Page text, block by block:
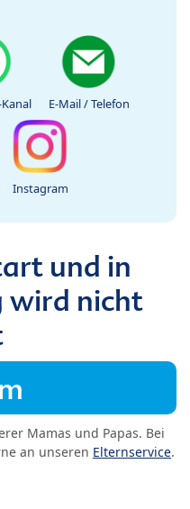
E-Mail / Telefon
Instagram
und in
wird nicht
Mamas und Papas. Bei
an unseren Elternservice.